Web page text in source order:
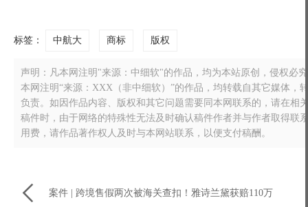
标签： 中航大 商标 版权
声明：凡本网注明"来源：中细软"的作品，均为本站原创，侵权必
本网注明“来源：XXX（非中细软）”的作品，均转载自其它媒体
负责。如因作品内容、版权和其它问题需要同本网联系的，请在相
稿件时，由于网络的特殊性无法及时确认稿件作者并与作者取得
用费，请作品著作权人及时与本网站联系，以便支付稿酬。
 案件 | 跨境售假两次被海关查扣！雅诗兰黛获赔110万